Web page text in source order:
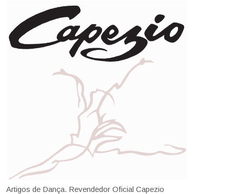
Artigos de Dança. Revendedor Oficial Capezio